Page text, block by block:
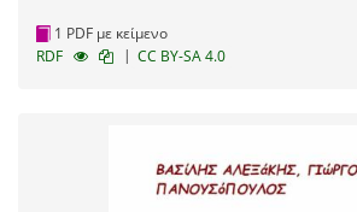
1 PDF με κείμενο
RDF
| CC BY-SA 4.0